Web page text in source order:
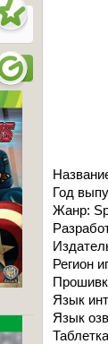
Год
Жанр:
Регион
Язык
Язык